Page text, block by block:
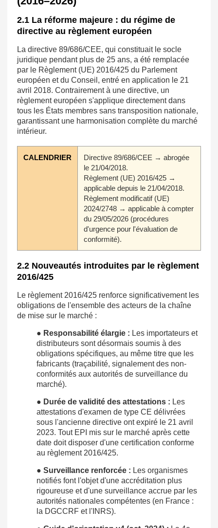
2.1 La réforme majeure : du régime de
directive au règlement européen
La directive 89/686/CEE, qui constituait le socle
juridique pendant plus de 25 ans, a été remplacée
par le Règlement (UE) 2016/425 du Parlement
européen et du Conseil, entré en application le 21
avril 2018. Contrairement à une directive, un
règlement européen s'applique directement dans
tous les États membres sans transposition nationale,
garantissant une harmonisation complète du marché
intérieur.
CALENDRIER
Directive 89/686/CEE → abrogée
le 21/04/2018.
Règlement (UE) 2016/425 →
applicable depuis le 21/04/2018.
Règlement modificatif (UE)
2024/2748 → applicable à compter
du 29/05/2026 (procédures
d'urgence pour l'évaluation de
conformité).
2.2 Nouveautés introduites par le règlement
2016/425
Le règlement 2016/425 renforce significativement les
obligations de l'ensemble des acteurs de la chaîne
de mise sur le marché :
● Responsabilité élargie : Les importateurs et
distributeurs sont désormais soumis à des
obligations spécifiques, au même titre que les
fabricants (traçabilité, signalement des non-
conformités aux autorités de surveillance du
marché).
● Durée de validité des attestations : Les
attestations d'examen de type CE délivrées
sous l'ancienne directive ont expiré le 21 avril
2023. Tout EPI mis sur le marché après cette
date doit disposer d'une certification conforme
au règlement 2016/425.
● Surveillance renforcée : Les organismes
notifiés font l'objet d'une accréditation plus
rigoureuse et d'une surveillance accrue par les
autorités nationales compétentes (en France :
la DGCCRF et l'INRS).